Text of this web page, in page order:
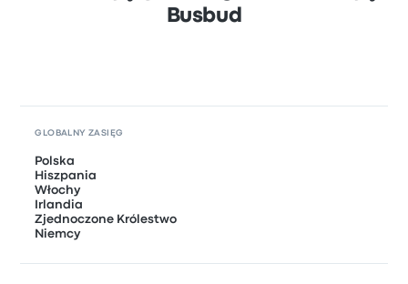
Busbud
GLOBALNY ZASIĘG
Polska
Hiszpania
Włochy
Irlandia
Zjednoczone Królestwo
Niemcy